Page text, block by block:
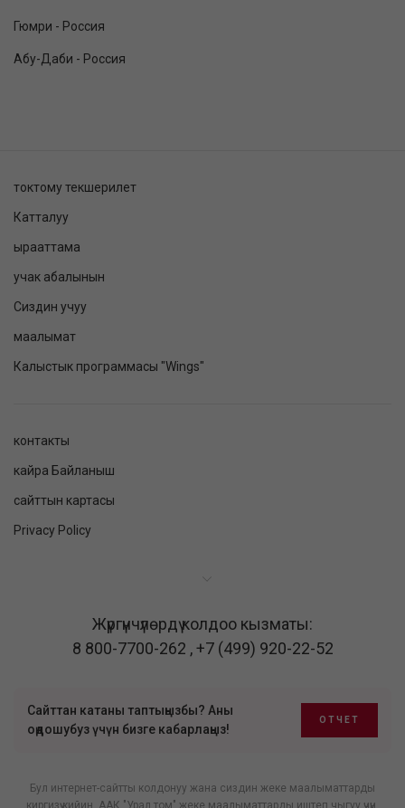
Гюмри - Россия
Абу-Даби - Россия
токтому текшерилет
Катталуу
ырааттама
учак абалынын
Сиздин учуу
маалымат
Калыстык программасы "Wings"
контакты
кайра Байланыш
сайттын картасы
Privacy Policy
Жүргүнчүлөрдү колдоо кызматы:
8 800-7700-262 ,+7 (499) 920-22-52
Сайттан катаны таптыңызбы? Аны
оңдошубуз үчүн бизге кабарлаңыз!
ОТЧЕТ
Бул интернет-сайтты колдонуу жана сиздин жеке маалыматтарды